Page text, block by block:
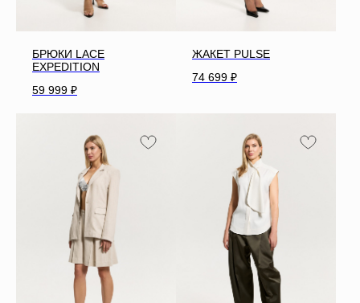
БРЮКИ LACE
EXPEDITION
59 999 ₽
ЖАКЕТ PULSE
74 699 ₽